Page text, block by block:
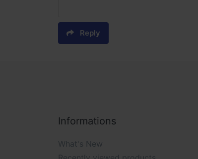
Reply
Informations
What's New